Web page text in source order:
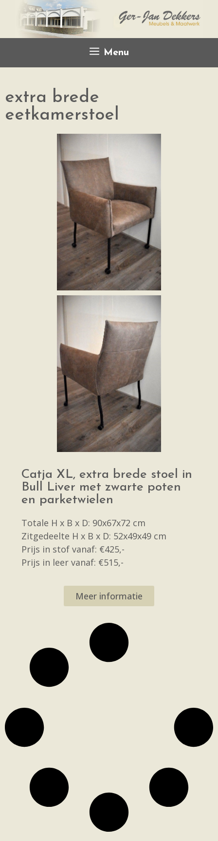
Menu
extra brede
eetkamerstoel
Catja XL, extra brede stoel in
Bull Liver met zwarte poten
en parketwielen
Totale H x B x D: 90x67x72 cm
Zitgedeelte H x B x D: 52x49x49 cm
Prijs in stof vanaf: €425,-
Prijs in leer vanaf: €515,-
Meer informatie